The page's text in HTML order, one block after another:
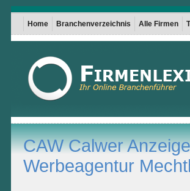
Home Branchenverzeichnis Alle Firmen
CAW Calwer
Werbeagentur